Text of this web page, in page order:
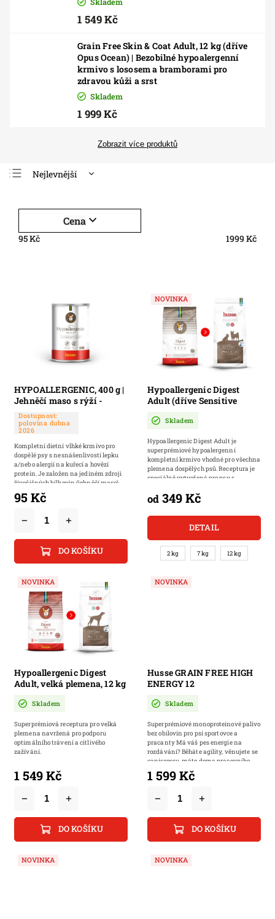
1 549 Kč
Grain Free Skin & Coat Adult, 12 kg (dříve
Opus Ocean) | Bezobilné hypoalergenní
krmivo s lososem a bramborami pro
zdravou kůži a srst
Skladem
1 999 Kč
Zobrazit více produktů
Nejlevnější
Nejprodávanější
Abecedně
Cena
95Kč 1999Kč
HYPOALLERGENIC, 400 g |
Jehněčí maso s rýží -
chutná paštika pro psy
Dostupnost:
polovina dubna
2026
95 Kč
DO KOŠÍKU
Kompletní dietní vlhké krmivo pro
dospělé psy s nesnášenlivostí lepku
a/nebo alergií na kuřecí a hovězí
protein. Je založen na jediném zdroji
živočišných bílkovin (jehněčí maso)...
NOVINKA
Hypoallergenic Digest
Adult (dříve Sensitive
hypoalergenní krmivo s
citlivým zažíváním a s
bílou srstí
Skladem
od 349 Kč
DETAIL
Hypoallergenic Digest Adult je
superprémiové hypoalergenní
kompletní krmivo vhodné pro všechna
plemena dospělých psů. Receptura je
speciálně vytvořená pro psy s
2 kg 7 kg 12 kg
NOVINKA
Hypoallergenic Digest
Adult, velká plemena, 12 kg
Giant) | Kompletní
jehněčí masem pro velká
plemena na citlivé trávení
s kloubní výživou
Skladem
1 549 Kč
DO KOŠÍKU
Superprémiová receptura pro velká
plemena navržená pro podporu
optimálního trávení a citlivého
zažívání.
NOVINKA
Husse GRAIN FREE HIGH
ENERGY 12
Skladem
1 599 Kč
DO KOŠÍKU
Superprémiové monoproteinové palivo
bez obilovin pro psí sportovce a
pracanty Má váš pes energie na
rozdávání? Běháte agility, věnujete se
canicrossu, máte doma pracovního
psa,...
NOVINKA NOVINKA